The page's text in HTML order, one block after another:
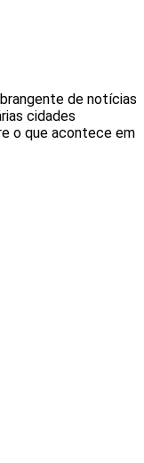
de notícias
cidades
o que acontece em